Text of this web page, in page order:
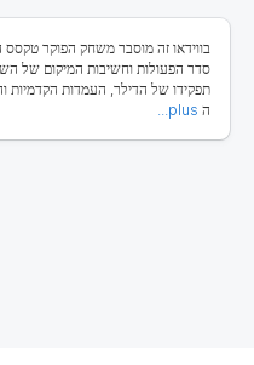
בווידאו זה מוסבר משחק הפוקר
סדר הפעולות וחשיבות המיקום של
תפקידו של הדילר, העמדות
ה plus...